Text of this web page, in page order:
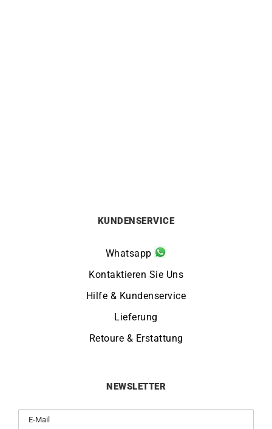
KUNDENSERVICE
Whatsapp
Kontaktieren Sie Uns
Hilfe & Kundenservice
Lieferung
Retoure & Erstattung
NEWSLETTER